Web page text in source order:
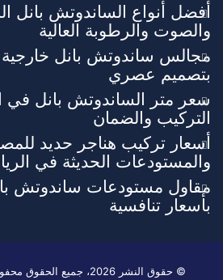
أفضل أنواع الساندوتش بانل
والصوت والرطوبة العالية
مجالس ساندوتش بانل
بتصميم عصري
سعر متر الساندوتش بانل في
التركيب والضمان
أسعار تركيب هناجر حديد
والمستودعات الحديثة في
مقاول مستودعات ساندوتش
بأسعار تنافسية
© حقوق النشر 2026، جميع الحقوق محفوظة |